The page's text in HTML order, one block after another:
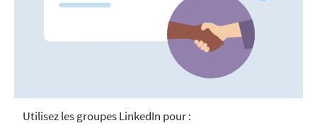
Utilisez les groupes LinkedIn pour :